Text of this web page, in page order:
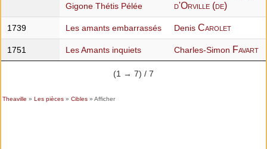
Gigone Thétis Pélée
d'Orville (de)
1739 Les amants embarrassés Denis Carolet
1751 Les Amants inquiets Charles-Simon Favart
(1 → 7) / 7
Theaville » Les pièces» Cibles» Afficher